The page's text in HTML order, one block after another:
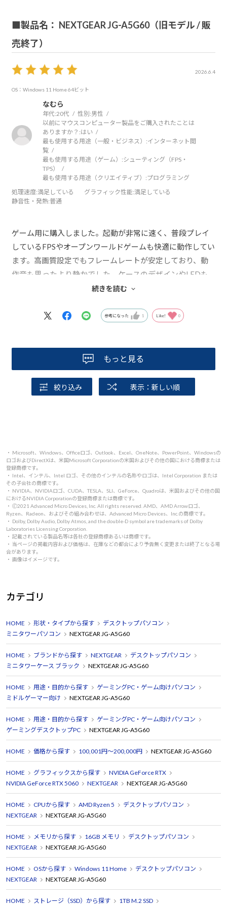
■製品名： NEXTGEAR JG-A5G60（旧モデル / 販
売終了）
2026.6.4
OS：Windows 11 Home 64ビット
なむら
年代:20代 性別:男性
以前にマウスコンピューター製品をご購入されたことは
ありますか？:はい
最も使用する用途（一般・ビジネス）:インターネット閲
覧
最も使用する用途（ゲーム）:シューティング（FPS・
TPS）
最も使用する用途（クリエイティブ）:プログラミング
処理速度:満足している グラフィック性能:満足している
静音性・発熱:普通
ゲーム用に購入しました。起動が非常に速く、普段プレイ
しているFPSやオープンワールドゲームも快適に動作してい
ます。高画質設定でもフレームレートが安定しており、動
作音も思ったより静かでした。ケースのデザインやLEDも
かっこよく、全体的に満足しています。初めてのゲーミン
続きを読む
参考になった 1 Like! 0
もっと見る
絞り込み 表示：新しい順
・ Microsoft、Windows、Officeロゴ、Outlook、Excel、OneNote、PowerPoint、Windowsの
ロゴおよびDirectXは、米国Microsoft Corporationの米国およびその他の国における商標または
登録商標です。
・ Intel、インテル、Intel ロゴ、その他のインテルの名称やロゴは、Intel Corporation または
その子会社の商標です。
・ NVIDIA、NVIDIAロゴ、CUDA、TESLA、SLI、GeForce、Quadroは、米国およびその他の国
におけるNVIDIA Corporationの登録商標または商標です。
・ 🄫2021 Advanced Micro Devices, Inc. All rights reserved. AMD、AMD Arrowロゴ、
Ryzen、Radeon、およびその組み合わせは、Advanced Micro Devices、Inc.の商標です。
・ Dolby, Dolby Audio, Dolby Atmos, and the double-D symbol are trademarks of Dolby
Laboratories Licensing Corporation.
・ 記載されている製品名等は各社の登録商標あるいは商標です。
・ 当ページの掲載内容および価格は、在庫などの都合により予告無く変更または終了となる場
合があります。
・ 画像はイメージです。
カテゴリ
HOME 形状・タイプから探す
デスクトップパソコン
ミニタワーパソコン
NEXTGEAR JG-A5G60
HOME ブランドから探す NEXTGEAR
デスクトップパソコン
ミニタワーケース ブラック
NEXTGEAR JG-A5G60
HOME 用途・目的から探す
ゲーミングPC・ゲーム向けパソコン
ミドルゲーマー向け
NEXTGEAR JG-A5G60
HOME 用途・目的から探す
ゲーミングPC・ゲーム向けパソコン
ゲーミングデスクトップPC
NEXTGEAR JG-A5G60
HOME 価格から探す 100,001円～200,000円 NEXTGEAR JG-A5G60
HOME グラフィックスから探す
NVIDIA GeForce RTX
NVIDIA GeForce RTX 5060
NEXTGEAR NEXTGEAR JG-A5G60
HOME CPUから探す AMD Ryzen 5
デスクトップパソコン
NEXTGEAR
NEXTGEAR JG-A5G60
HOME メモリから探す 16GB メモリ
デスクトップパソコン
NEXTGEAR
NEXTGEAR JG-A5G60
HOME OSから探す Windows 11 Home
デスクトップパソコン
NEXTGEAR
NEXTGEAR JG-A5G60
HOME ストレージ（SSD）から探す
1TB M.2 SSD